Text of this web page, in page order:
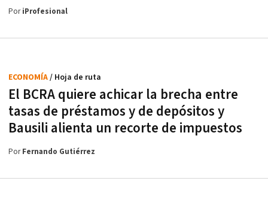
PoriProfesional
El BCRA quiere achicar la brecha entre
tasas de préstamos y de depósitos y
Bausili alienta un recorte de impuestos
ECONOMÍA/ Hoja de ruta
PorFernando Gutiérrez